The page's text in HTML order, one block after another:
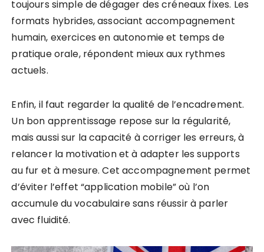
toujours simple de dégager des créneaux fixes. Les
formats hybrides, associant accompagnement
humain, exercices en autonomie et temps de
pratique orale, répondent mieux aux rythmes
actuels.
Enfin, il faut regarder la qualité de l’encadrement.
Un bon apprentissage repose sur la régularité,
mais aussi sur la capacité à corriger les erreurs, à
relancer la motivation et à adapter les supports
au fur et à mesure. Cet accompagnement permet
d’éviter l’effet “application mobile” où l’on
accumule du vocabulaire sans réussir à parler
avec fluidité.